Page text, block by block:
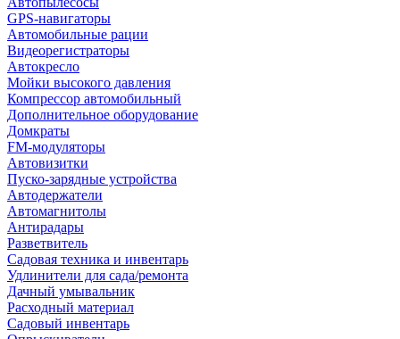
GPS-навигаторы
Автомобильные рации
Видеорегистраторы
Автокресло
Мойки высокого давления
Компрессор автомобильный
Дополнительное оборудование
Домкраты
FM-модуляторы
Автовизитки
Пуско-зарядные устройства
Автодержатели
Автомагнитолы
Антирадары
Разветвитель
Садовая техника и инвентарь
Удлинители для сада/ремонта
Дачный умывальник
Расходный материал
Садовый инвентарь